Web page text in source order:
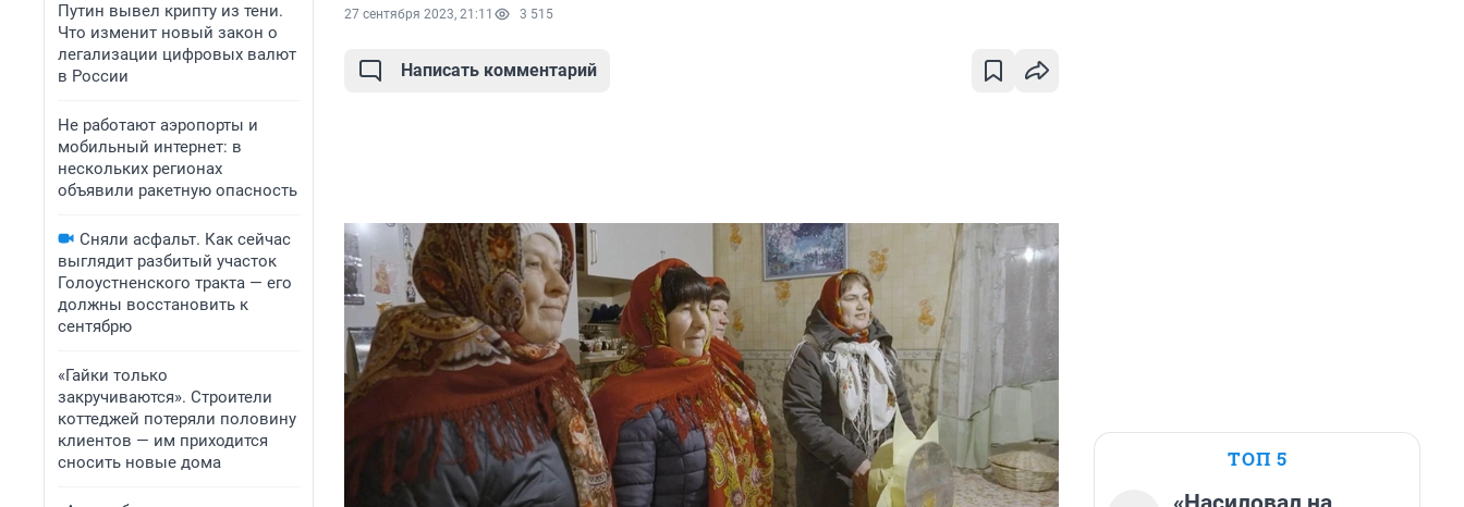
Путин вывел крипту из тени.
Что изменит новый закон о
легализации цифровых валют
в России
Не работают аэропорты и
мобильный интернет: в
нескольких регионах
объявили ракетную опасность
Сняли асфальт. Как сейчас
выглядит разбитый участок
Голоустненского тракта — его
должны восстановить к
сентябрю
«Гайки только
закручиваются». Строители
коттеджей потеряли половину
клиентов — им приходится
сносить новые дома
27 сентября 2023, 21:11 3 515
Написать комментарий
ТОП 5